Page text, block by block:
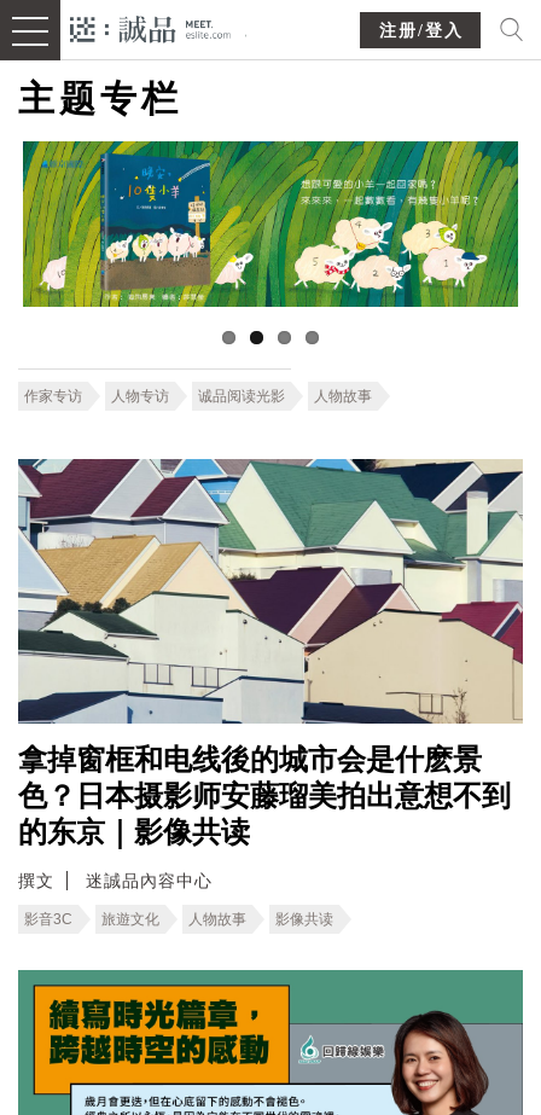
注册/登入
主题专栏
作家专访 人物专访 诚品阅读光影 人物故事
拿掉窗框和电线後的城市会是什麽景
色？日本摄影师安藤瑠美拍出意想不到
的东京｜影像共读
撰文 迷誠品內容中心
影音3C 旅遊文化 人物故事 影像共读